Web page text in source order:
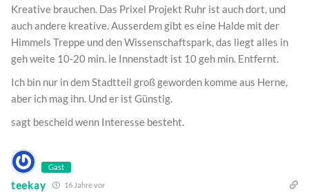
Kreative brauchen. Das Prixel Projekt Ruhr ist auch dort, und
auch andere kreative. Ausserdem gibt es eine Halde mit der
Himmels Treppe und den Wissenschaftspark, das liegt alles in
geh weite 10-20 min. ie Innenstadt ist 10 geh min. Entfernt.
Ich bin nur in dem Stadtteil groß geworden komme aus Herne,
aber ich mag ihn. Und er ist Günstig.
sagt bescheid wenn Interesse besteht.
Gast
teekay 16 Jahre vor